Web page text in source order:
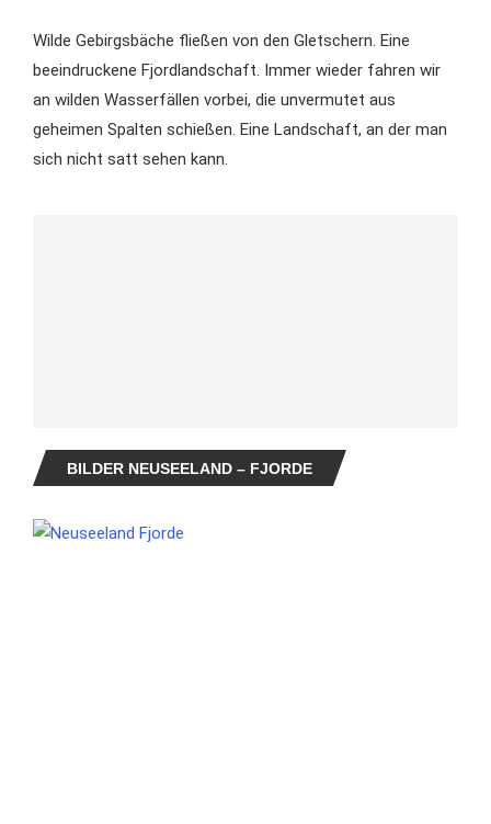
Wilde Gebirgsbäche fließen von den Gletschern. Eine
beeindruckene Fjordlandschaft. Immer wieder fahren wir
an wilden Wasserfällen vorbei, die unvermutet aus
geheimen Spalten schießen. Eine Landschaft, an der man
sich nicht satt sehen kann.
BILDER NEUSEELAND – FJORDE